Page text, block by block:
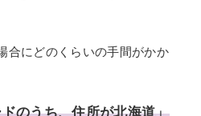
合にどのくらいの手間がかか
のうち、住所が北海道」